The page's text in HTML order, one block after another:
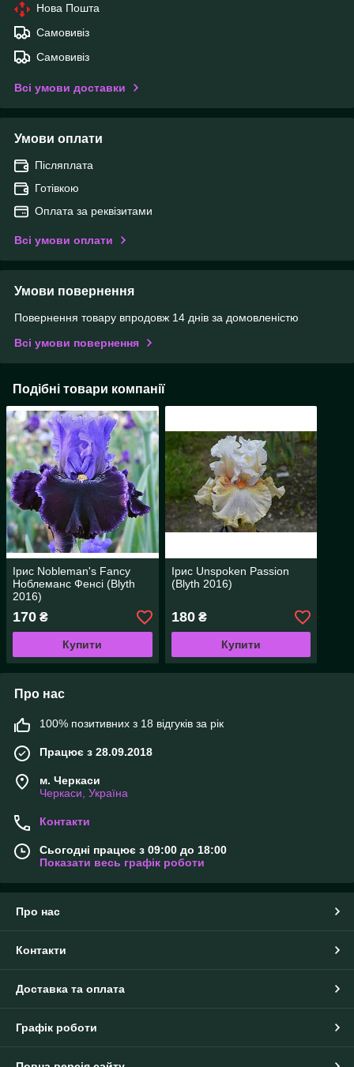
Нова Пошта
Самовивіз
Самовивіз
Всі умови доставки
Умови оплати
Післяплата
Готівкою
Оплата за реквізитами
Всі умови оплати
Умови повернення
Повернення товару впродовж 14 днів за домовленістю
Всі умови повернення
Подібні товари компанії
Ірис Nobleman's Fancy
Ноблеманс Фенсі (Blyth
2016)
170 ₴
Купити
Ірис Unspoken Passion
(Blyth 2016)
180₴
Купити
Про нас
100% позитивних з 18 відгуків за рік
Працює з 28.09.2018
м. Черкаси
Черкаси, Україна
Контакти
Сьогодні працює з 09:00 до 18:00
Показати весь графік роботи
Про нас
Контакти
Доставка та оплата
Графік роботи